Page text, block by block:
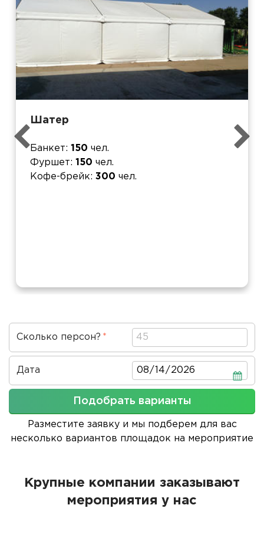
Шатер
Банкет 150 чел.
Фуршет
150 чел.
Кофе-брейк
300 чел.
Сколько персон?
Дата Дата
Подобрать варианты
Разместите заявку и мы подберем для вас
несколько вариантов площадок на мероприятие
Крупные компании заказывают
мероприятия у нас